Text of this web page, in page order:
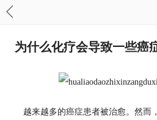
为什么化疗会导致一些癌
越来越多的癌症患者被治愈。然而